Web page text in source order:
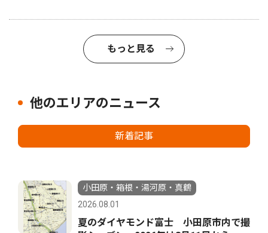
もっと見る
他のエリアのニュース
新着記事
小田原・箱根・湯河原・真鶴
2026.08.01
夏のダイヤモンド富士 小田原市内で撮